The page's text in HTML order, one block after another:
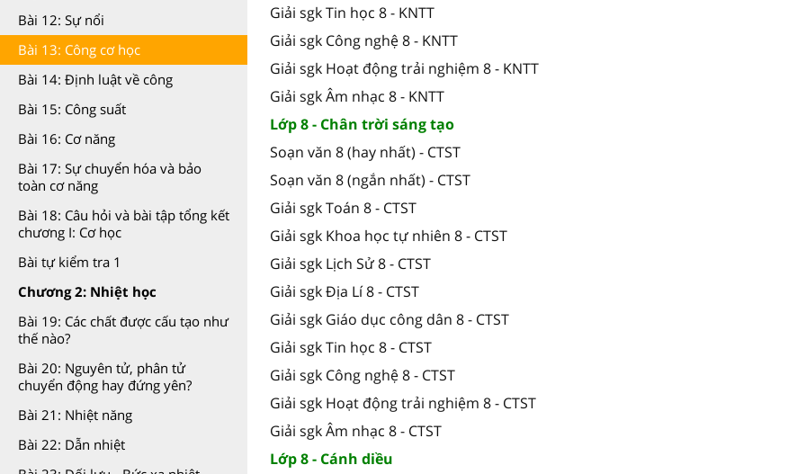
Bài 12: Sự nổi
Bài 13: Công cơ học
Bài 14: Định luật về công
Bài 15: Công suất
Bài 16: Cơ năng
Bài 17: Sự chuyển hóa và bảo
toàn cơ năng
Bài 18: Câu hỏi và bài tập tổng kết
chương I: Cơ học
Bài tự kiểm tra 1
Chương 2: Nhiệt học
Bài 19: Các chất được cấu tạo như
thế nào?
Bài 20: Nguyên tử, phân tử
chuyển động hay đứng yên?
Bài 21: Nhiệt năng
Bài 22: Dẫn nhiệt
Giải sgk Tin học 8 - KNTT
Giải sgk Công nghệ 8 - KNTT
Giải sgk Hoạt động trải nghiệm 8 - KNTT
Giải sgk Âm nhạc 8 - KNTT
Lớp 8 - Chân trời sáng tạo
Soạn văn 8 (hay nhất) - CTST
Soạn văn 8 (ngắn nhất) - CTST
Giải sgk Toán 8 - CTST
Giải sgk Khoa học tự nhiên 8 - CTST
Giải sgk Lịch Sử 8 - CTST
Giải sgk Địa Lí 8 - CTST
Giải sgk Giáo dục công dân 8 - CTST
Giải sgk Tin học 8 - CTST
Giải sgk Công nghệ 8 - CTST
Giải sgk Hoạt động trải nghiệm 8 - CTST
Giải sgk Âm nhạc 8 - CTST
Lớp 8 - Cánh diều